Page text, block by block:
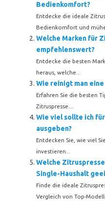
Bedienkomfort?
Entdecke die ideale
Bedienkomfort und
Welche Marken für
empfehlenswert?
Entdecke die besten
heraus, welche...
Wie reinigt man
Erfahren Sie die besten
Zitruspresse....
Wie viel sollte ich
ausgeben?
Entdecken Sie, wie viel
investieren...
Welche
Single-Haushalt
Finde die ideale
Vergleich von Top-